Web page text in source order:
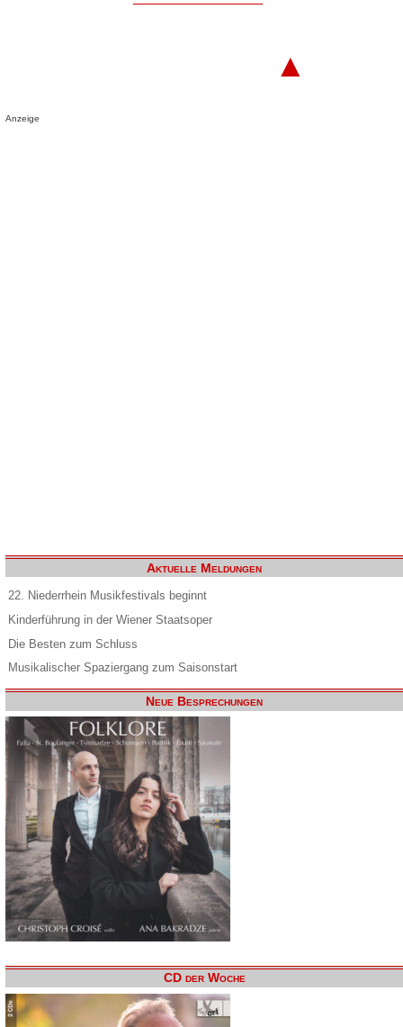
▲
Anzeige
Aktuelle Meldungen
22. Niederrhein Musikfestivals beginnt
Kinderführung in der Wiener Staatsoper
Die Besten zum Schluss
Musikalischer Spaziergang zum Saisonstart
Neue Besprechungen
CD der Woche